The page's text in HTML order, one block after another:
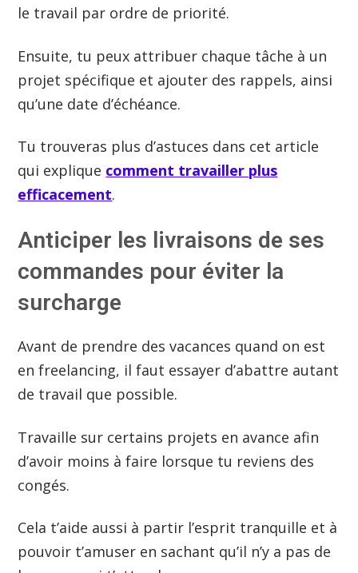
le travail par ordre de priorité.
Ensuite, tu peux attribuer chaque tâche à un
projet spécifique et ajouter des rappels, ainsi
qu’une date d’échéance.
Tu trouveras plus d’astuces dans cet article
qui explique comment travailler plus
efficacement.
Anticiper les livraisons de ses
commandes pour éviter la
surcharge
Avant de prendre des vacances quand on est
en freelancing, il faut essayer d’abattre autant
de travail que possible.
Travaille sur certains projets en avance afin
d’avoir moins à faire lorsque tu reviens des
congés.
Cela t’aide aussi à partir l’esprit tranquille et à
pouvoir t’amuser en sachant qu’il n’y a pas de